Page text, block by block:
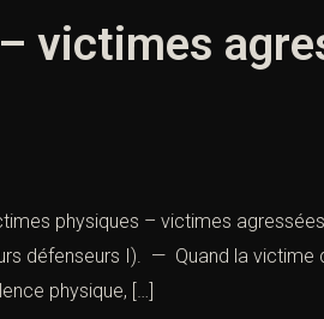
victimes
physiques – victimes
défenseurs I). — Quand la victime
physique, […]